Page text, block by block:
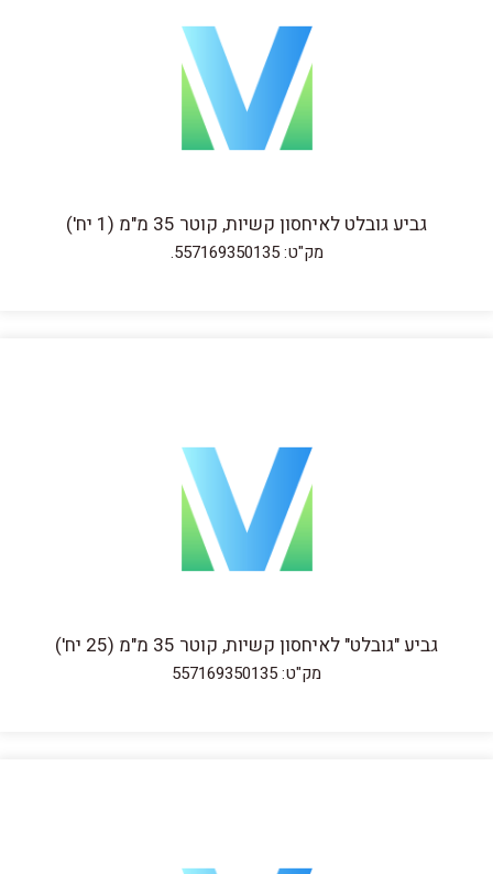
גביע גובלט לאיחסון קשיות, קוטר 35 מ"מ (1 יח')
מק"ט: 557169350135.
גביע "גובלט" לאיחסון קשיות, קוטר 35 מ"מ (25 יח')
מק"ט: 557169350135